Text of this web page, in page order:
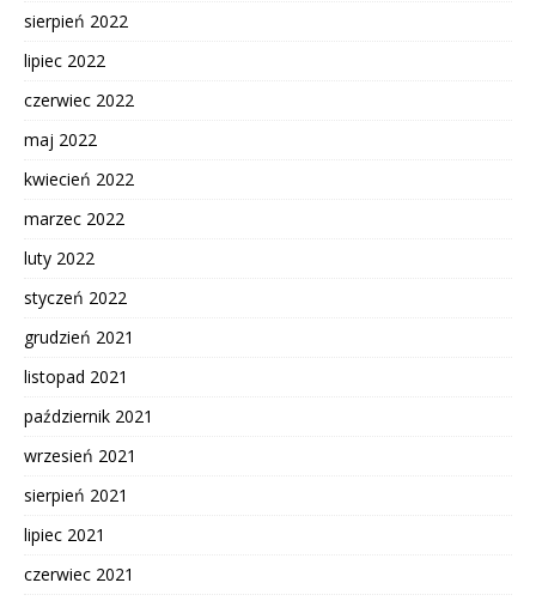
sierpień 2022
lipiec 2022
czerwiec 2022
maj 2022
kwiecień 2022
marzec 2022
luty 2022
styczeń 2022
grudzień 2021
listopad 2021
październik 2021
wrzesień 2021
sierpień 2021
lipiec 2021
czerwiec 2021